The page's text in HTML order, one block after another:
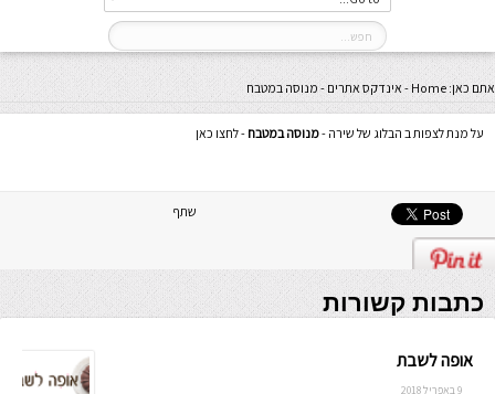
אתם כאן: Home
- אינדקס אתרים - מנוסה במטבח
על מנת לצפות ב הבלוג של שירה -מנוסה במטבח - לחצו כאן
שתף
כתבות קשורות
אופה לשבת
9 באפריל 2018